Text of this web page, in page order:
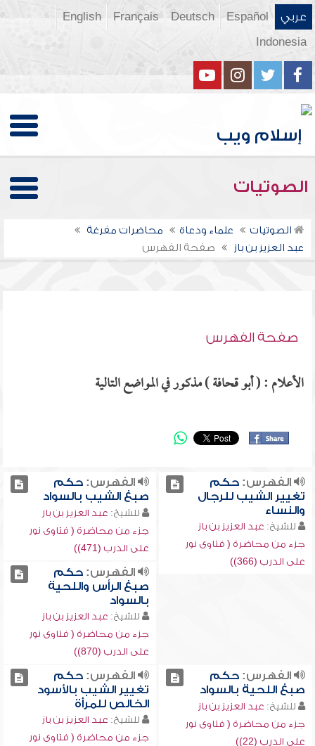
عربي Español
Deutsch
Français
English
Indonesia
الصوتيات
الصوتيات علماء ودعاة
محاضرات مفرغة
عبد العزيز بن باز
صفحة الفهرس
صفحة الفهرس
الأعلام : ( أبو قحافة ) مذكور في المواضع التالية
الفهرس:حكم
تغيير الشيب للرجال
والنساء
للشيخ: عبد العزيز بن باز
جزء من محاضرة ( فتاوى نور
على الدرب (366))
الفهرس:حكم
صبغ الشيب بالسواد
للشيخ: عبد العزيز بن باز
جزء من محاضرة ( فتاوى نور
على الدرب (471))
الفهرس:حكم
صبغ الرأس واللحية
بالسواد
للشيخ: عبد العزيز بن باز
جزء من محاضرة ( فتاوى نور
على الدرب (870))
الفهرس:حكم
صبغ اللحية بالسواد
للشيخ: عبد العزيز بن باز
جزء من محاضرة ( فتاوى نور
على الدرب (22))
الفهرس:حكم
تغيير الشيب بالأسود
الخالص للمرأة
للشيخ: عبد العزيز بن باز
جزء من محاضرة ( فتاوى نور